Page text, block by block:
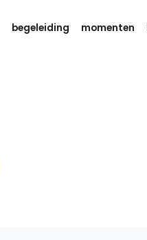
begeleiding momenten